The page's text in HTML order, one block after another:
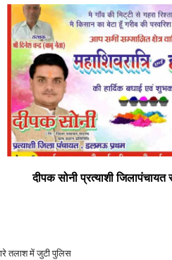
दीपक सोनी प्रत्याशी
तलाश में जुटी पुलिस